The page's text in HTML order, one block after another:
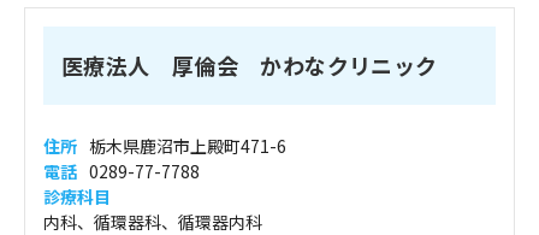
医療法人 厚倫会 かわなクリニック
住所 栃木県鹿沼市上殿町471-6
電話 0289-77-7788
診療科目
内科、循環器科、循環器内科